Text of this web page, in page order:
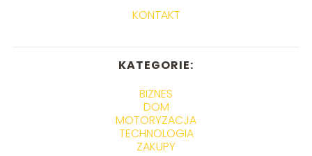
KONTAKT
KATEGORIE:
BIZNES
DOM
MOTORYZACJA
TECHNOLOGIA
ZAKUPY